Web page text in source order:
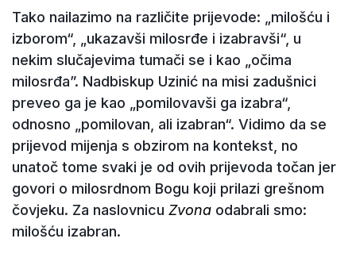
Tako nailazimo na različite prijevode: „milošću i
izborom“, „ukazavši milosrđe i izabravši“, u
nekim slučajevima tumači se i kao „očima
milosrđa”. Nadbiskup Uzinić na misi zadušnici
preveo ga je kao „pomilovavši ga izabra“,
odnosno „pomilovan, ali izabran“. Vidimo da se
prijevod mijenja s obzirom na kontekst, no
unatoč tome svaki je od ovih prijevoda točan jer
govori o milosrdnom Bogu koji prilazi grešnom
čovjeku. Za naslovnicu Zvona odabrali smo:
milošću izabran.